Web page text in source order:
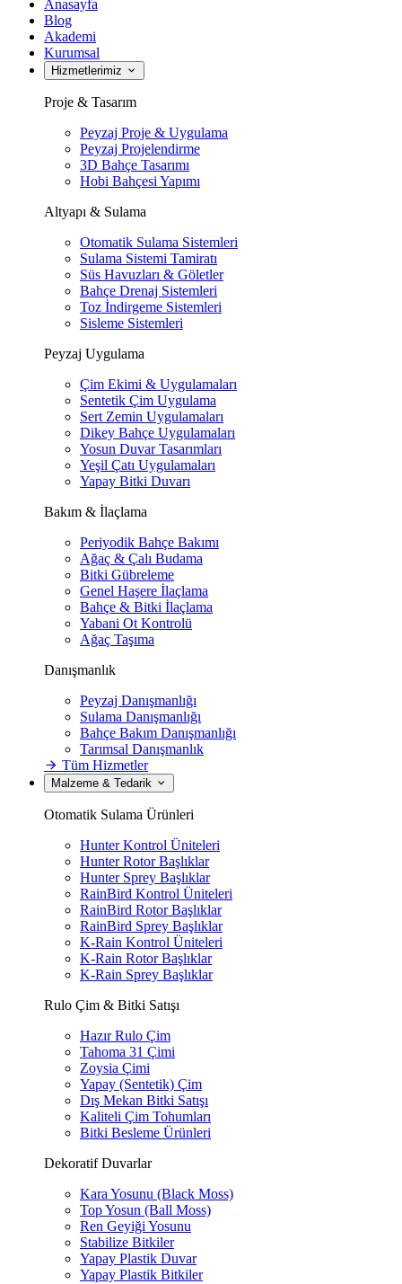
Anasayfa
Blog
Akademi
Kurumsal
Hizmetlerimiz
Proje & Tasarım
Peyzaj Proje & Uygulama
Peyzaj Projelendirme
3D Bahçe Tasarımı
Hobi Bahçesi Yapımı
Altyapı & Sulama
Otomatik Sulama Sistemleri
Sulama Sistemi Tamiratı
Süs Havuzları & Göletler
Bahçe Drenaj Sistemleri
Toz İndirgeme Sistemleri
Sisleme Sistemleri
Peyzaj Uygulama
Çim Ekimi & Uygulamaları
Sentetik Çim Uygulama
Sert Zemin Uygulamaları
Dikey Bahçe Uygulamaları
Yosun Duvar Tasarımları
Yeşil Çatı Uygulamaları
Yapay Bitki Duvarı
Bakım & İlaçlama
Periyodik Bahçe Bakımı
Ağaç & Çalı Budama
Bitki Gübreleme
Genel Haşere İlaçlama
Bahçe & Bitki İlaçlama
Yabani Ot Kontrolü
Ağaç Taşıma
Danışmanlık
Peyzaj Danışmanlığı
Sulama Danışmanlığı
Bahçe Bakım Danışmanlığı
Tarımsal Danışmanlık
Tüm Hizmetler
Malzeme & Tedarik
Otomatik Sulama Ürünleri
Hunter Kontrol Üniteleri
Hunter Rotor Başlıklar
Hunter Sprey Başlıklar
RainBird Kontrol Üniteleri
RainBird Rotor Başlıklar
RainBird Sprey Başlıklar
K-Rain Kontrol Üniteleri
K-Rain Rotor Başlıklar
K-Rain Sprey Başlıklar
Rulo Çim & Bitki Satışı
Hazır Rulo Çim
Tahoma 31 Çimi
Zoysia Çimi
Yapay (Sentetik) Çim
Dış Mekan Bitki Satışı
Kaliteli Çim Tohumları
Bitki Besleme Ürünleri
Dekoratif Duvarlar
Kara Yosunu (Black Moss)
Top Yosun (Ball Moss)
Ren Geyiği Yosunu
Stabilize Bitkiler
Yapay Plastik Duvar
Yapay Plastik Bitkiler